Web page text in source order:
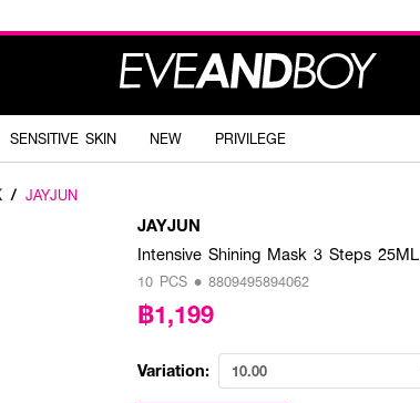
SENSITIVE SKIN NEW PRIVILEGE
/ JAYJUN
JAYJUN
Intensive Shining Mask 3 Steps 25ML
10 PCS • 8809495894062
฿1,199
Variation: 10.00